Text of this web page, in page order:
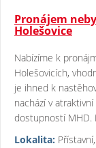
Pronájem
Holešovice
Nabízíme k
Holešovicích,
je ihned k
nachází v
dostupností MHD.
Lokalita: